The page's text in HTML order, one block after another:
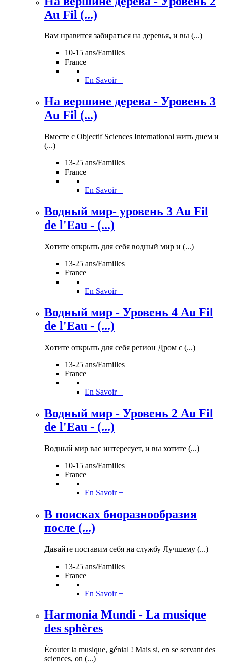
Au Fil (...)
Вам нравится забираться на деревья, и вы (...)
10-15 ans/Familles
France
En Savoir +
На вершине дерева - Уровень 3
Au Fil (...)
Вместе с Objectif Sciences International жить днем и
(...)
13-25 ans/Familles
France
En Savoir +
Водный мир- уровень 3 Au Fil
de l'Eau - (...)
Хотите открыть для себя водный мир и (...)
13-25 ans/Familles
France
En Savoir +
Водный мир - Уровень 4 Au Fil
de l'Eau - (...)
Хотите открыть для себя регион Дром с (...)
13-25 ans/Familles
France
En Savoir +
Водный мир - Уровень 2 Au Fil
de l'Eau - (...)
Водный мир вас интересует, и вы хотите (...)
10-15 ans/Familles
France
En Savoir +
В поисках биоразнообразия
после (...)
Давайте поставим себя на службу Лучшему (...)
13-25 ans/Familles
France
En Savoir +
Harmonia Mundi - La musique
des sphères
Écouter la musique, génial ! Mais si, en se servant des
sciences, on (...)